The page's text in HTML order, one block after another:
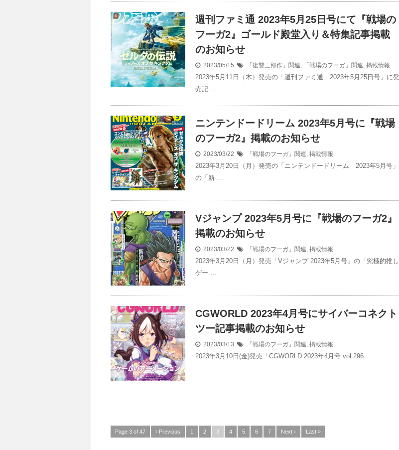
週刊ファミ通 2023年5月25日号にて『戦場の
フーガ2』ゴールド殿堂入り＆特集記事掲載
のお知らせ
2023/05/15 「復讐三部作」関連, 「戦場のフーガ」関連, 掲載情報
2023年5月11日（木）発売の「週刊ファミ通 2023年5月25日号」に発
売記 …
ニンテンドードリーム 2023年5月号に『戦場
のフーガ2』掲載のお知らせ
2023/03/22 「戦場のフーガ」関連, 掲載情報
2023年3月20日（月）発売の「ニンテンドードリーム 2023年5月号」
の「新 …
Vジャンプ 2023年5月号に『戦場のフーガ2』
掲載のお知らせ
2023/03/22 「戦場のフーガ」関連, 掲載情報
2023年3月20日（月）発売「Vジャンプ 2023年5月号」の「究極的推し
ゲー …
CGWORLD 2023年4月号にサイバーコネクト
ツー記事掲載のお知らせ
2023/03/13 「戦場のフーガ」関連, 掲載情報
2023年3月10日(金)発売「CGWORLD 2023年4月号 vol.296 …
Page 3 of 47 ‹ Previous 1 2 3 4 5 6 7 Next › Last »